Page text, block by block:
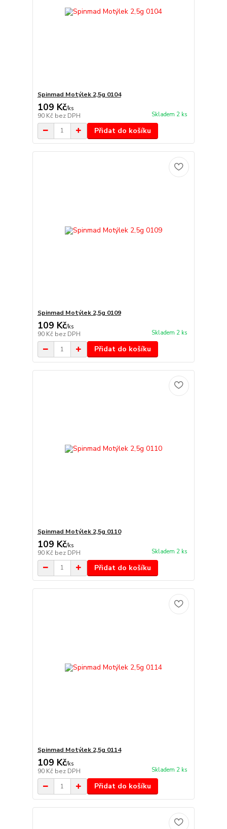
Spinmad Motýlek 2,5g 0104
109 Kč/ks
90 Kč bez DPH Skladem 2 ks
Přidat do košíku
Spinmad Motýlek 2,5g 0109
109 Kč/ks
90 Kč bez DPH Skladem 2 ks
Přidat do košíku
Spinmad Motýlek 2,5g 0110
109 Kč/ks
90 Kč bez DPH Skladem 2 ks
Přidat do košíku
Spinmad Motýlek 2,5g 0114
109 Kč/ks
90 Kč bez DPH Skladem 2 ks
Přidat do košíku